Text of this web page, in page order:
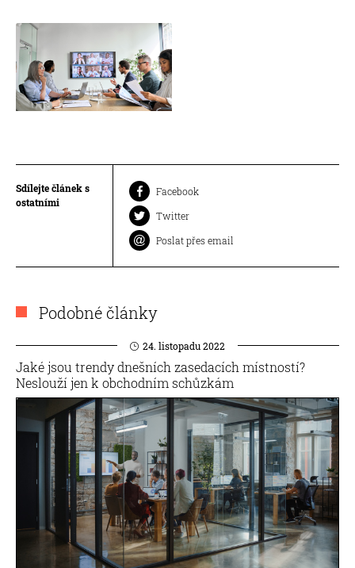
Sdílejte článek s
ostatními
Facebook
Twitter
Poslat přes email
Podobné články
24. listopadu 2022
Jaké jsou trendy dnešních zasedacích místností?
Neslouží jen k obchodním schůzkám